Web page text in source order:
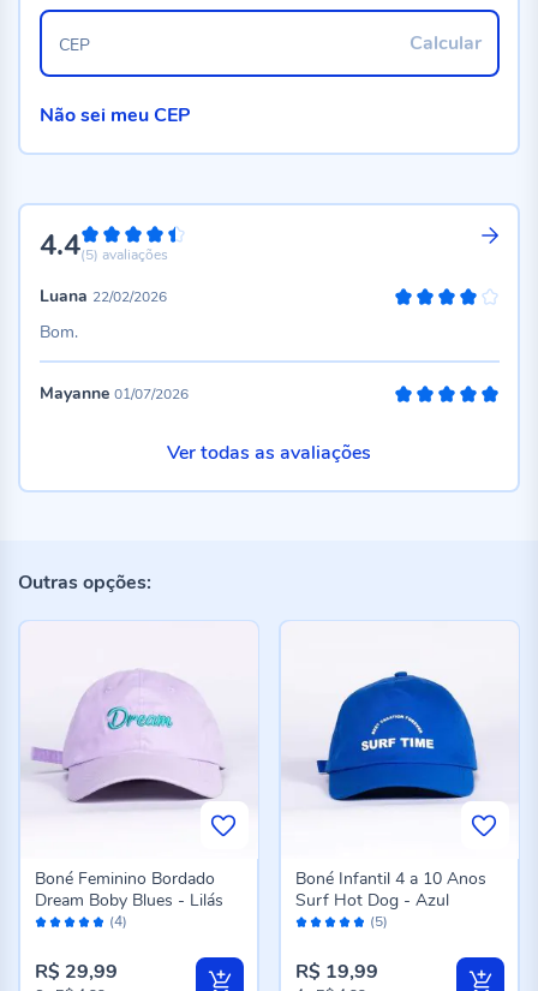
4.488%
(5) avaliações
Luana 22/02/2026
Bom.
Mayanne 01/07/2026
Ver todas as avaliações
Calcular
CEP
Não sei meu CEP
Outras opções:
Avaliação: (4)
Boné Feminino Bordado
Dream Boby Blues - Lilás
R$ 29,99
Avaliação: (5)
Boné Infantil 4 a 10 Anos
Surf Hot Dog - Azul
R$ 19,99